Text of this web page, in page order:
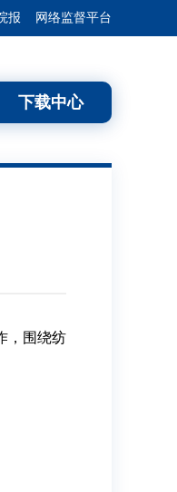
报 网络监督平台
下载中心
，围绕纺